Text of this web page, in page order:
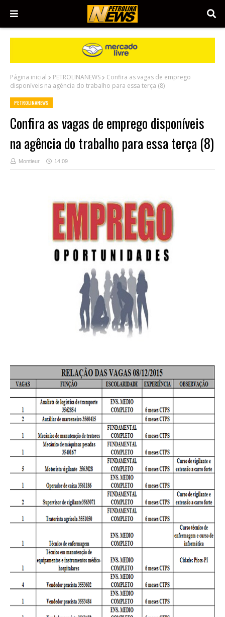
Página inicial PETROLINANEWS
Confira as vagas de emprego
disponíveis na agência do trabalho para essa terça (8)
PETROLINANEWS
Confira as vagas de emprego disponíveis
na agência do trabalho para essa terça (8)
Montieur 14:09